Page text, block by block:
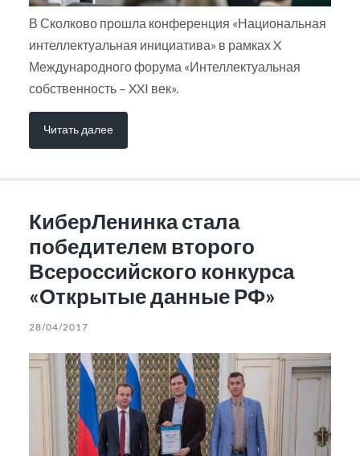
В Сколково прошла конференция «Национальная
интеллектуальная инициатива» в рамках X
Международного форума «Интеллектуальная
собственность – XXI век».
Читать далее
КиберЛенинка стала
победителем второго
Всероссийского конкурса
«Открытые данные РФ»
28/04/2017